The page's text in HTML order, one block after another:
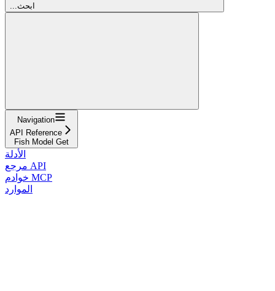
...ابحث
Navigation
API Reference
Fish Model Get
الأدلة
مرجع API
خوادم MCP
الموارد